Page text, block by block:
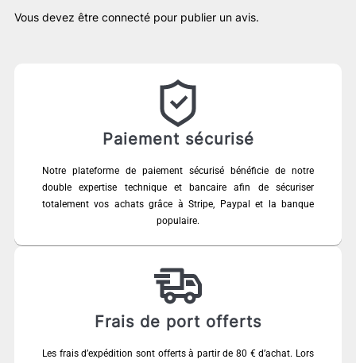
Vous devez être connecté pour publier un avis.
Paiement sécurisé
Notre plateforme de paiement sécurisé bénéficie de notre
double expertise technique et bancaire afin de sécuriser
totalement vos achats grâce à Stripe, Paypal et la banque
populaire.
Frais de port offerts
Les frais d’expédition sont offerts à partir de 80 € d’achat. Lors